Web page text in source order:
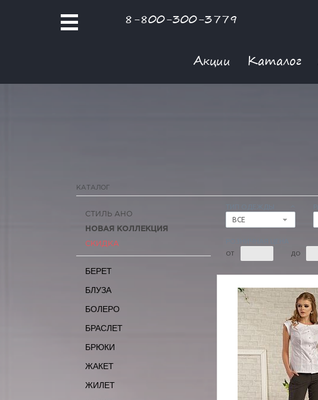
8-800-300-3779
Акции Каталог
КАТАЛОГ
ВСЕ
ОТ ДО
СТИЛЬ АНО
НОВАЯ КОЛЛЕКЦИЯ
СКИДКА
БЕРЕТ
БЛУЗА
БОЛЕРО
БРАСЛЕТ
БРЮКИ
ЖАКЕТ
ЖИЛЕТ